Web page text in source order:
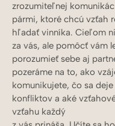
zrozumiteľnej
pármi, ktoré chcú vzťah
hľadať vinníka. Cieľom
za vás, ale pomôcť vám
porozumieť sebe aj
pozeráme na to, ako
komunikujete, čo sa
konfliktov a aké
vzťahu každý